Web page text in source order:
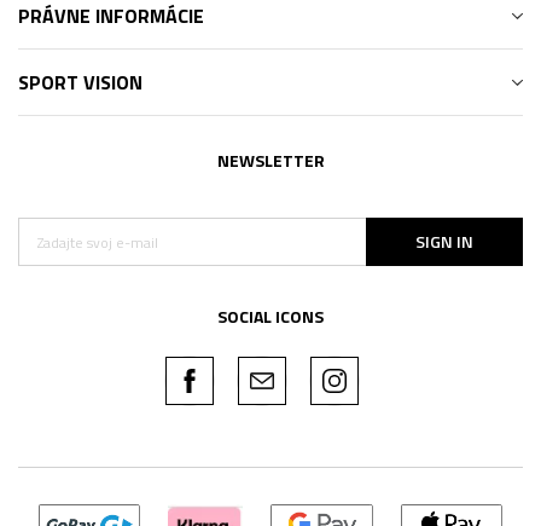
PRÁVNE INFORMÁCIE
SPORT VISION
NEWSLETTER
SIGN IN
SOCIAL ICONS